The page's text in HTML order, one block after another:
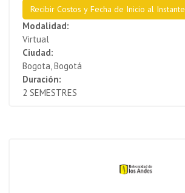
Recibir Costos y Fecha de Inicio al Instante
Modalidad:
Virtual
Ciudad:
Bogota, Bogotá
Duración:
2 SEMESTRES